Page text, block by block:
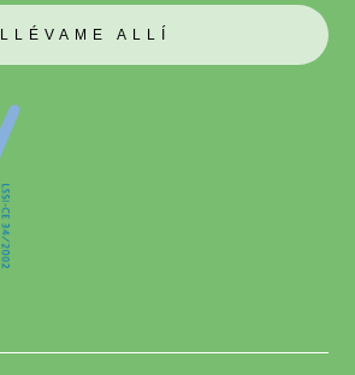
LLÉVAME ALLÍ